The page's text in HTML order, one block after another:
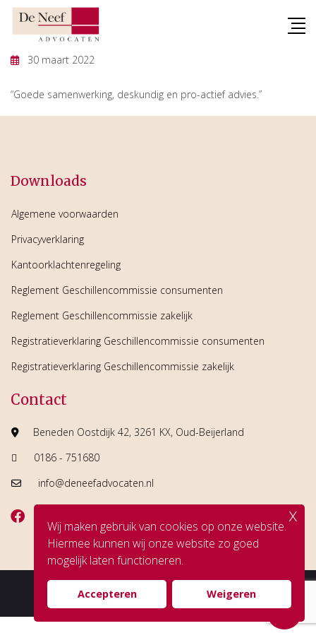
Skip
30 maart 2022
“Goede samenwerking, deskundig en pro-actief advies.”
Downloads
Algemene voorwaarden
Privacyverklaring
Kantoorklachtenregeling
Reglement Geschillencommissie consumenten
Reglement Geschillencommissie zakelijk
Registratieverklaring Geschillencommissie consumenten
Registratieverklaring Geschillencommissie zakelijk
Contact
Beneden Oostdijk 42, 3261 KX, Oud-Beijerland
0186 - 751680
info@deneefadvocaten.nl
© Copyright De Neef Advocaten
Wij maken gebruik van cookies op onze website.
Hiermee kunnen wij onze website zo goed
mogelijk laten functioneren.
Accepteren Weigeren
x